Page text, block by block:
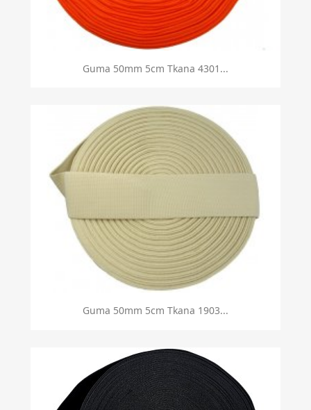
Guma 50mm 5cm Tkana 4301...
Guma 50mm 5cm Tkana 1903...